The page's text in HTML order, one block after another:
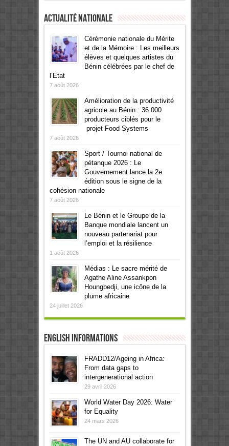
Actualité Nationale
Cérémonie nationale du Mérite
et de la Mémoire : Les meilleurs
élèves et quelques artistes du
Bénin célébrées par le chef de
l’Etat
7 août 2026
Amélioration de la productivité
agricole au Bénin : 36 000
producteurs ciblés pour le
projet Food Systems
7 août 2026
Sport / Tournoi national de
pétanque 2026 : Le
Gouvernement lance la 2e
édition sous le signe de la
cohésion nationale
7 août 2026
Le Bénin et le Groupe de la
Banque mondiale lancent un
nouveau partenariat pour
l’emploi et la résilience
1 août 2026
Médias : Le sacre mérité de
Agathe Aline Assankpon
Houngbedji, une icône de la
plume africaine
24 juillet 2026
English informations
FRADD12/Ageing in Africa:
From data gaps to
intergenerational action
29 avril 2026
World Water Day 2026: Water
for Equality
24 mars 2026
The UN and AU collaborate for